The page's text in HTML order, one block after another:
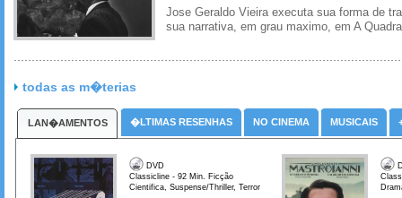
Jose Geraldo Vieira executa sua forma de
sua narrativa, em grau maximo, em A
todas as m�terias
LAN�AMENTOS �LTIMAS RESENHAS NO CINEMA MUSICAIS
DVD
Classicline - 92 Min. Ficção
Cientifica, Suspense/Thriller, Terror